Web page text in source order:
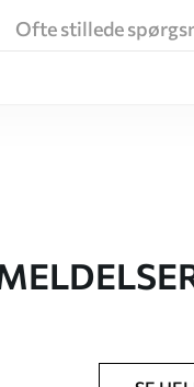
Ofte stillede